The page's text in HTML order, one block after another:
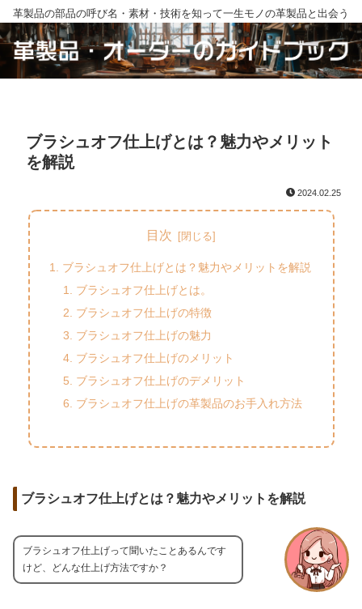
革製品の部品の呼び名・素材・技術を知って一生モノの革製品と出会う
ブラシュオフ仕上げとは？魅力やメリット
を解説
2024.02.25
目次
ブラシュオフ仕上げとは？魅力やメリットを解説
ブラシュオフ仕上げとは。
ブラシュオフ仕上げの特徴
ブラシュオフ仕上げの魅力
ブラシュオフ仕上げのメリット
ブラシュオフ仕上げのデメリット
ブラシュオフ仕上げの革製品のお手入れ方法
ブラシュオフ仕上げとは？魅力やメリットを解説
ブラシュオフ仕上げって聞いたことあるんです
けど、どんな仕上げ方法ですか？